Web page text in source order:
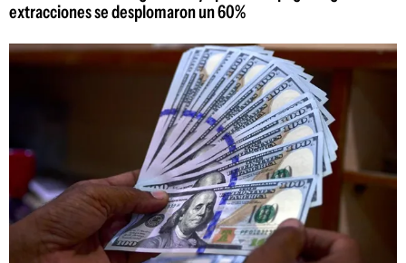
extracciones se desplomaron un 60%